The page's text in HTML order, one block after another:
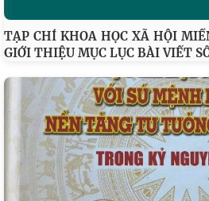
TẠP CHÍ KHOA HỌC XÃ HỘI
GIỚI THIỆU MỤC LỤC BÀI VIẾT